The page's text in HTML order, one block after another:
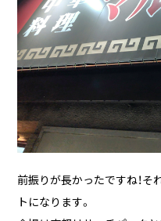
前振りが長かったですね！そ
トになります。